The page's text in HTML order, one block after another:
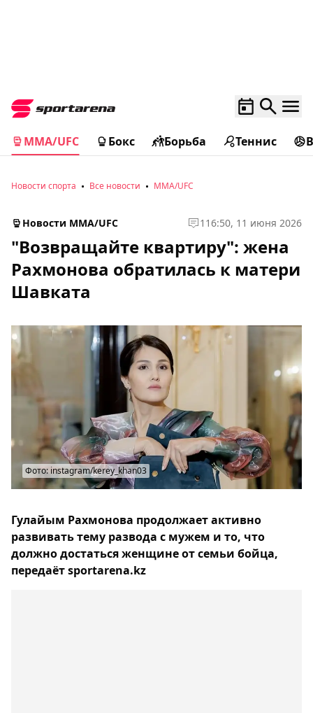
MMA/UFC Бокс Борьба Теннис
Новости спорта Все новости MMA/UFC
Новости MMA/UFC 1 16:50, 11 июня 2026
"Возвращайте квартиру": жена
Рахмонова обратилась к матери
Шавката
Фото: instagram/kerey_khan03
Гулайым Рахмонова продолжает активно
развивать тему развода с мужем и то, что
должно достаться женщине от семьи бойца,
передаёт sportarena.kz